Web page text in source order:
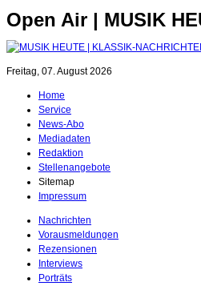
Open Air | MUSIK
Freitag, 07. August 2026
Home
Service
News-Abo
Mediadaten
Redaktion
Stellenangebote
Sitemap
Impressum
Nachrichten
Vorausmeldungen
Rezensionen
Interviews
Porträts